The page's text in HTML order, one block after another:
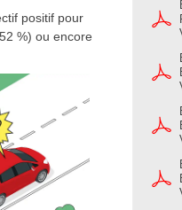
positif pour
%) ou encore